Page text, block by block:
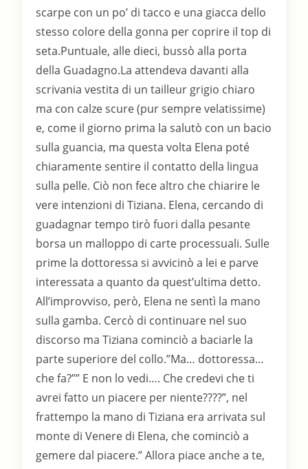
scarpe con un po’ di tacco e una giacca dello
stesso colore della gonna per coprire il top di
seta.Puntuale, alle dieci, bussò alla porta
della Guadagno.La attendeva davanti alla
scrivania vestita di un tailleur grigio chiaro
ma con calze scure (pur sempre velatissime)
e, come il giorno prima la salutò con un bacio
sulla guancia, ma questa volta Elena poté
chiaramente sentire il contatto della lingua
sulla pelle. Ciò non fece altro che chiarire le
vere intenzioni di Tiziana. Elena, cercando di
guadagnar tempo tirò fuori dalla pesante
borsa un malloppo di carte processuali. Sulle
prime la dottoressa si avvicinò a lei e parve
interessata a quanto da quest’ultima detto.
All’improvviso, però, Elena ne sentì la mano
sulla gamba. Cercò di continuare nel suo
discorso ma Tiziana cominciò a baciarle la
parte superiore del collo.”Ma… dottoressa…
che fa?”” E non lo vedi…. Che credevi che ti
avrei fatto un piacere per niente????”, nel
frattempo la mano di Tiziana era arrivata sul
monte di Venere di Elena, che cominciò a
gemere dal piacere.” Allora piace anche a te,